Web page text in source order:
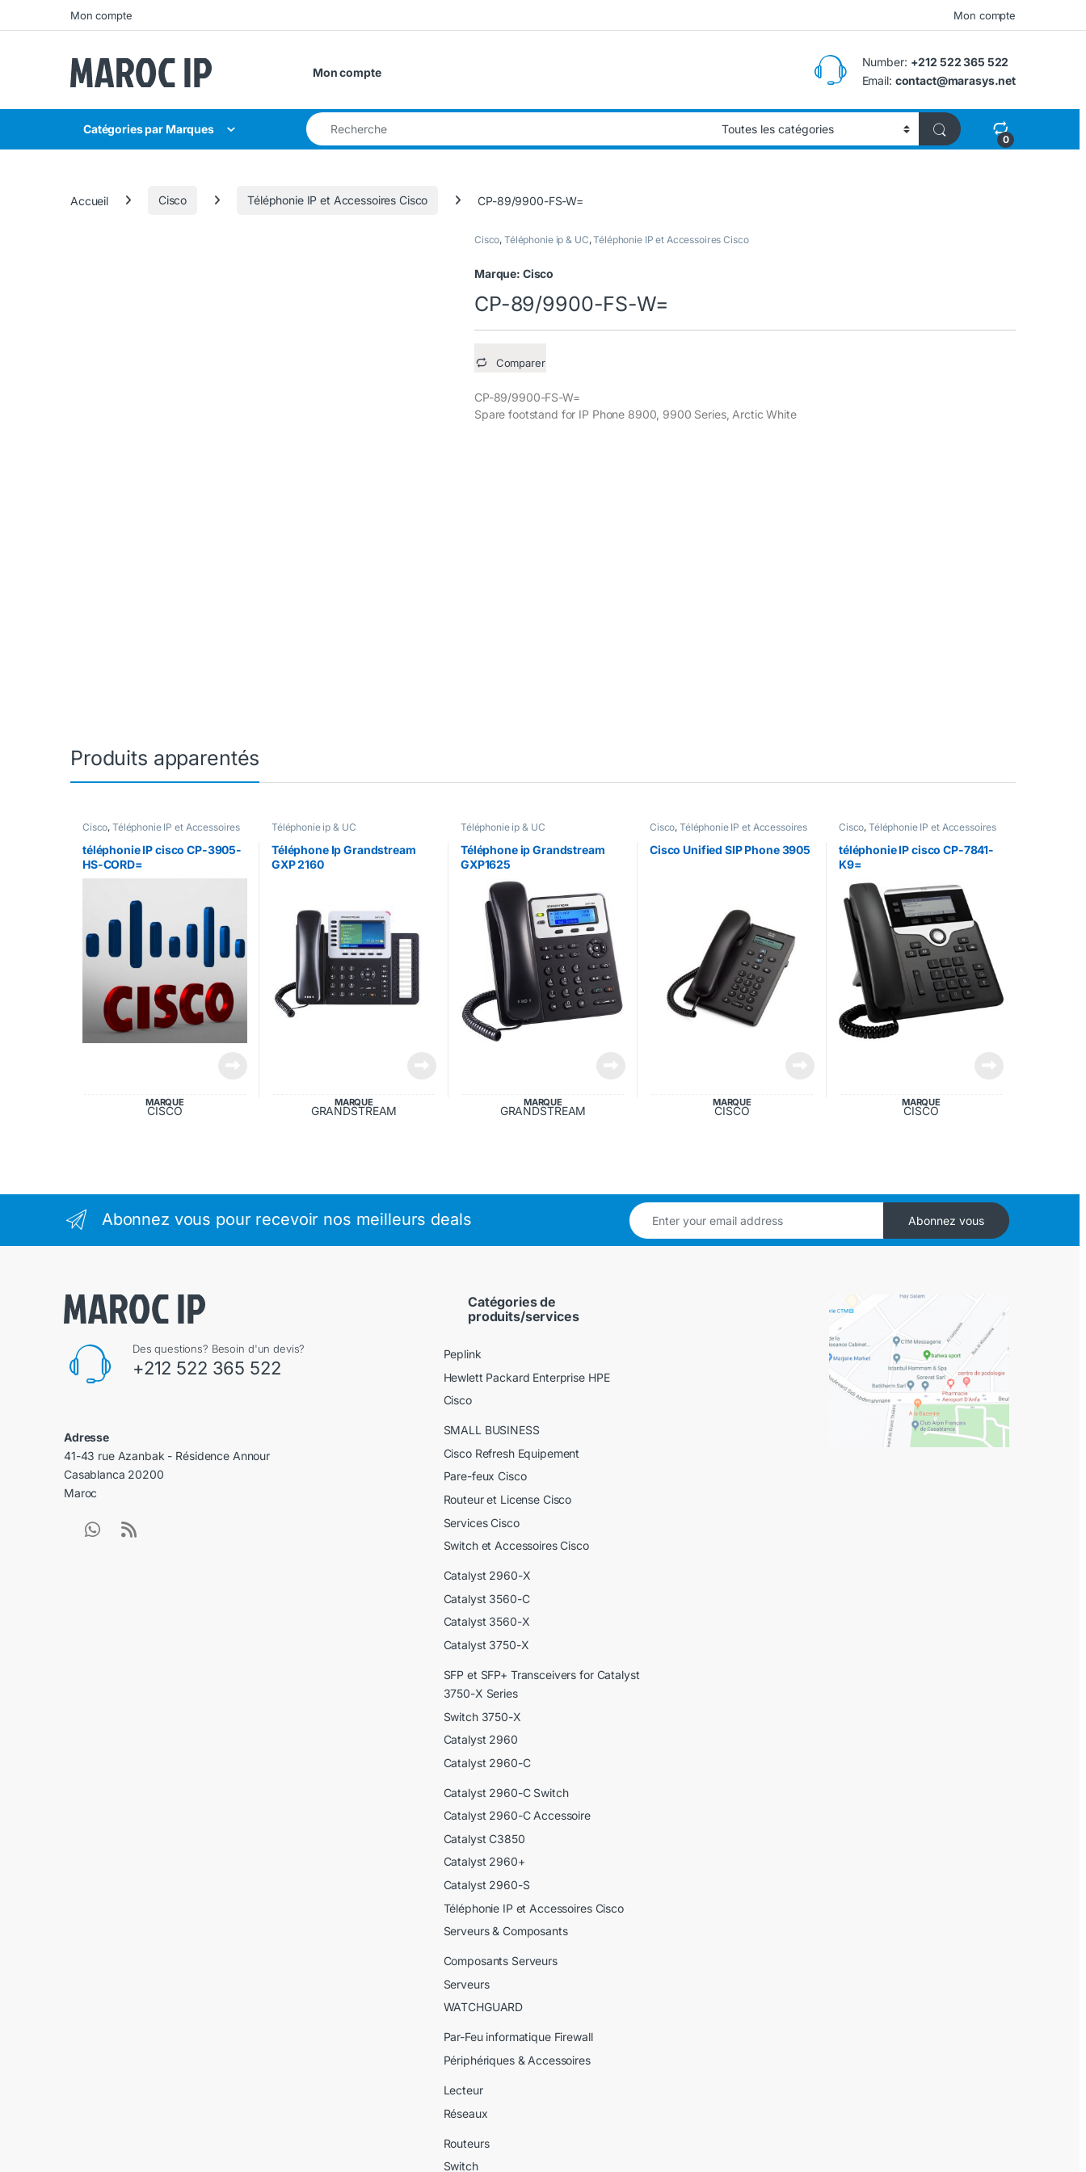
Skip to navigation
Skip to contentMon compte Mon compte
Mon compte
Number: +212 522 365 522
Email: contact@marasys.net
Catégories par Marques
Search for:
0
Accueil Cisco Téléphonie IP et Accessoires Cisco CP-89/9900-FS-W=
Cisco,Téléphonie ip & UC,Téléphonie IP et Accessoires Cisco
Marque: Cisco
CP-89/9900-FS-W=
Comparer
CP-89/9900-FS-W=
Spare footstand for IP Phone 8900, 9900 Series, Arctic White
Produits apparentés
Cisco,Téléphonie IP et Accessoires
Téléphonie ip & UC
téléphonie IP cisco CP-3905-
HS-CORD=
MARQUE
CISCO
Téléphonie ip & UC
Téléphone Ip Grandstream
GXP 2160
MARQUE
GRANDSTREAM
Téléphonie ip & UC
Téléphone ip Grandstream
GXP1625
MARQUE
GRANDSTREAM
Cisco,Téléphonie IP et Accessoires
Téléphonie ip & UC
Cisco Unified SIP Phone 3905
MARQUE
CISCO
Cisco,Téléphonie IP et Accessoires
Téléphonie ip & UC
téléphonie IP cisco CP-7841-
K9=
MARQUE
CISCO
Abonnez vous pour recevoir nos meilleurs deals Abonnez vous
Des questions? Besoin d'un devis?
+212 522 365 522
Adresse
41-43 rue Azanbak - Résidence Annour
Casablanca 20200
Maroc
Catégories de
produits/services
Peplink
Hewlett Packard Enterprise HPE
Cisco
SMALL BUSINESS
Cisco Refresh Equipement
Pare-feux Cisco
Routeur et License Cisco
Services Cisco
Switch et Accessoires Cisco
Catalyst 2960-X
Catalyst 3560-C
Catalyst 3560-X
Catalyst 3750-X
SFP et SFP+ Transceivers for Catalyst
3750-X Series
Switch 3750-X
Catalyst 2960
Catalyst 2960-C
Catalyst 2960-C Switch
Catalyst 2960-C Accessoire
Catalyst C3850
Catalyst 2960+
Catalyst 2960-S
Téléphonie IP et Accessoires Cisco
Serveurs & Composants
Composants Serveurs
Serveurs
WATCHGUARD
Par-Feu informatique Firewall
Périphériques & Accessoires
Lecteur
Réseaux
Routeurs
Switch